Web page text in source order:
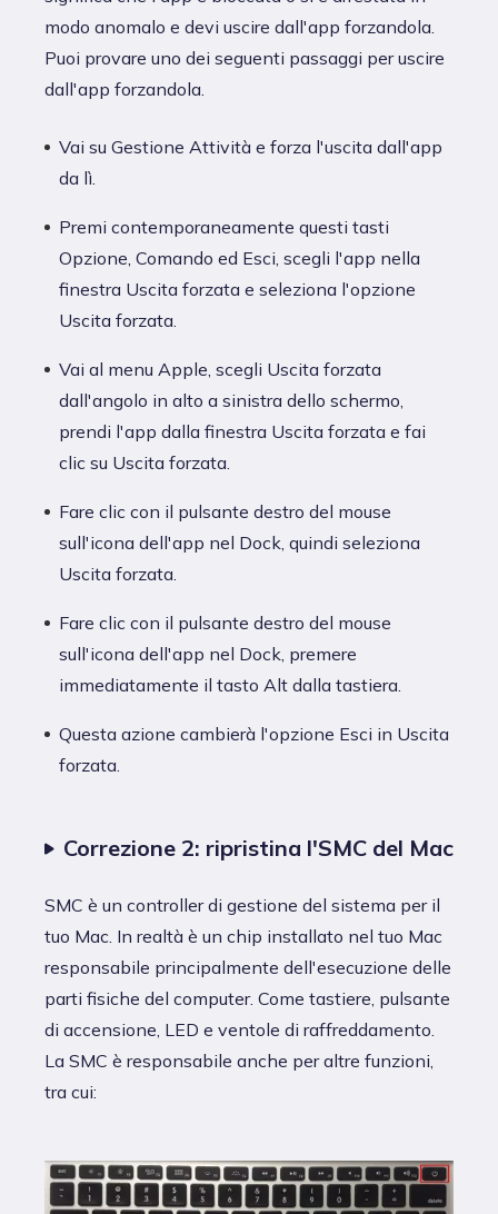
modo anomalo e devi uscire dall'app forzandola.
Puoi provare uno dei seguenti passaggi per uscire
dall'app forzandola.
Vai su Gestione Attività e forza l'uscita dall'app
da lì.
Premi contemporaneamente questi tasti
Opzione, Comando ed Esci, scegli l'app nella
finestra Uscita forzata e seleziona l'opzione
Uscita forzata.
Vai al menu Apple, scegli Uscita forzata
dall'angolo in alto a sinistra dello schermo,
prendi l'app dalla finestra Uscita forzata e fai
clic su Uscita forzata.
Fare clic con il pulsante destro del mouse
sull'icona dell'app nel Dock, quindi seleziona
Uscita forzata.
Fare clic con il pulsante destro del mouse
sull'icona dell'app nel Dock, premere
immediatamente il tasto Alt dalla tastiera.
Questa azione cambierà l'opzione Esci in Uscita
forzata.
Correzione 2: ripristina l'SMC del Mac
SMC è un controller di gestione del sistema per il
tuo Mac. In realtà è un chip installato nel tuo Mac
responsabile principalmente dell'esecuzione delle
parti fisiche del computer. Come tastiere, pulsante
di accensione, LED e ventole di raffreddamento.
La SMC è responsabile anche per altre funzioni,
tra cui: